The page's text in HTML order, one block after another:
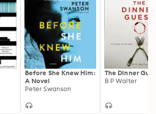
Before She Knew Him:
A Novel
Peter Swanson
The Dinner
B P Walter